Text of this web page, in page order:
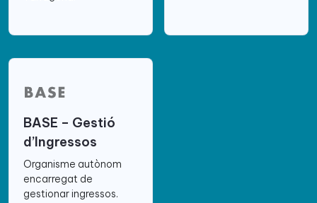
BASE – Gestió
d’Ingressos
Organisme autònom
encarregat de
gestionar ingressos.